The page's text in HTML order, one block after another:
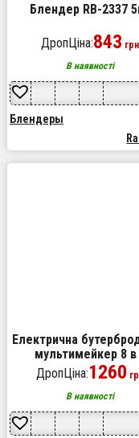
Блендер RB-2337
ДропЦіна:843 грн
В наявності
Блендеры
Електрична
мультимейкер 8 в
Rainberg RB-2283
змінними
ДропЦіна:1260
В наявності